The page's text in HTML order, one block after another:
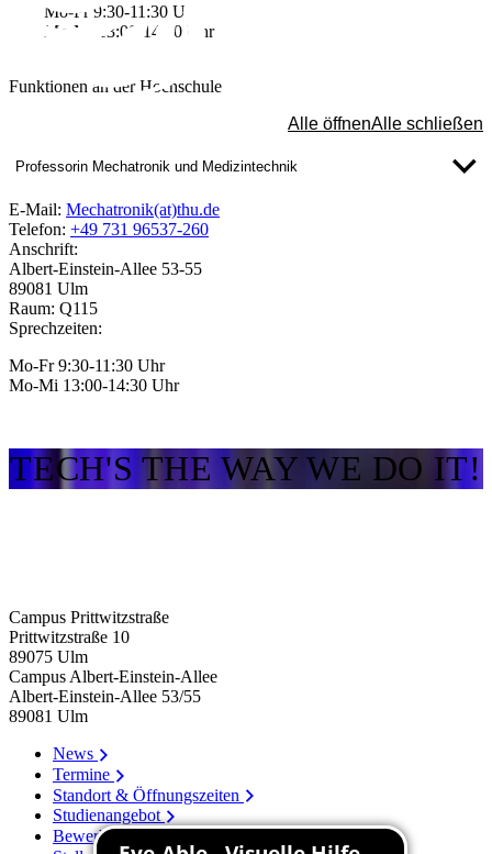
Mo-Fr 9:30-11:30 Uhr
Mo-Mi 13:00-14:30 Uhr
Funktionen an der Hochschule
Alle öffnenAlle schließen
Professorin Mechatronik und Medizintechnik
E-Mail: Mechatronik(at)thu.de
Telefon: +49 731 96537-260
Anschrift:
Albert-Einstein-Allee 53-55
89081 Ulm
Raum: Q115
Sprechzeiten:
Mo-Fr 9:30-11:30 Uhr
Mo-Mi 13:00-14:30 Uhr
TECH'S THE WAY WE DO IT!
Campus Prittwitzstraße
Prittwitzstraße 10
89075 Ulm
Campus Albert-Einstein-Allee
Albert-Einstein-Allee 53/​55
89081 Ulm
News
Termine
Standort & Öffnungszeiten
Studienangebot
Bewerbung